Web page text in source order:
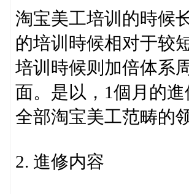
淘宝美工培训的時候
的培训時候相对于较
培训時候则加倍体系
面。是以，1個月的
全部淘宝美工范畴的
2. 進修内容